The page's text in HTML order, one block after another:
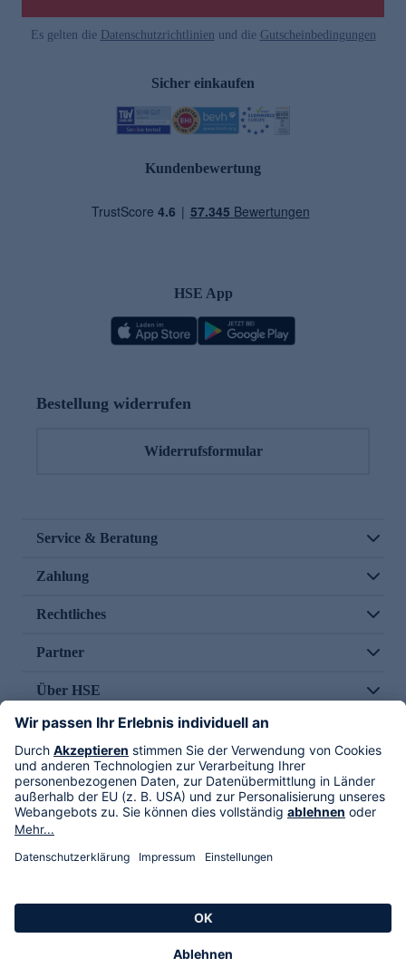
Es gelten die Datenschutzrichtlinien und die Gutscheinbedingungen
Sicher einkaufen
Kundenbewertung
HSE App
Bestellung widerrufen
Widerrufsformular
Service & Beratung
Zahlung
Rechtliches
Partner
Über HSE
Im TV
HSE International